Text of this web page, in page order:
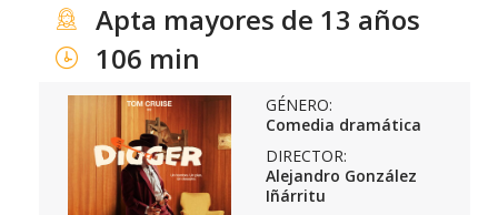
Apta mayores de 13 años
106 min
GÉNERO:
Comedia dramática
DIRECTOR:
Alejandro González
Iñárritu